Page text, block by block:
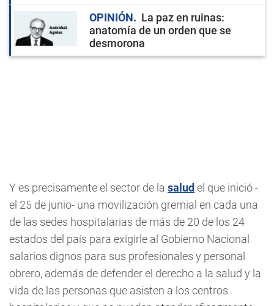
OPINIÓN
La paz en ruinas:
anatomía de un orden que se
desmorona
Y es precisamente el sector de la saludel que inició -
el 25 de junio- una movilización gremial en cada una
de las sedes hospitalarias de más de 20 de los 24
estados del país para exigirle al Gobierno Nacional
salarios dignos para sus profesionales y personal
obrero, además de defender el derecho a la salud y la
vida de las personas que asisten a los centros